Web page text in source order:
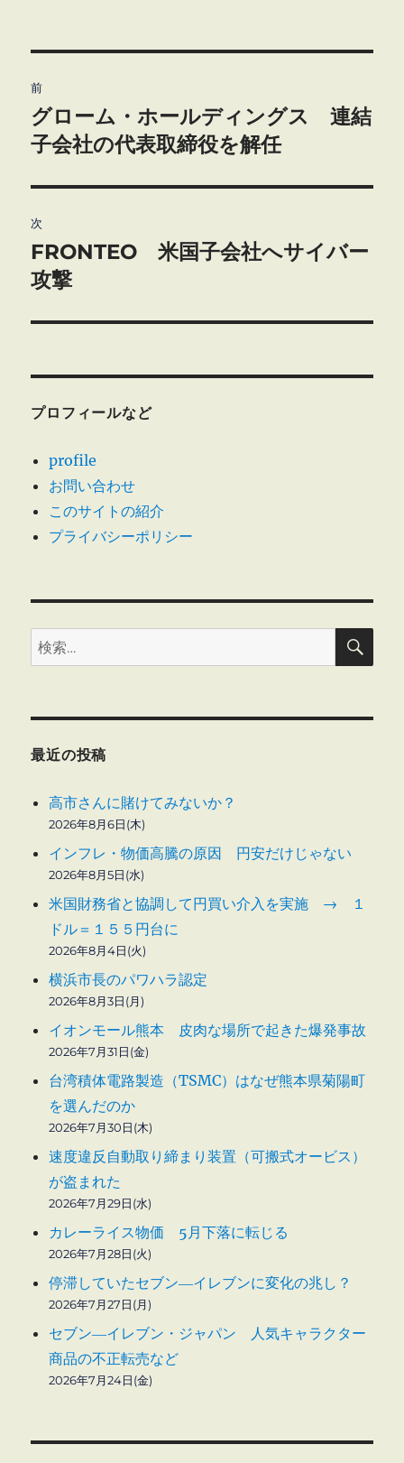
稿
ナ
ビ
ゲ
ー
ン
前
前
の
稿:
グローム・ホールディングス 連結
子会社の代表取締役を解任
次
次
の
稿:
FRONTEO 米国子会社へサイバー
攻撃
プロフィールなど
profile
お問い合わせ
このサイトの紹介
プライバシーポリシー
検
索:
検
最近の投稿
高市さんに賭けてみないか？
2026年8月6日(木)
インフレ・物価高騰の原因 円安だけじゃない
2026年8月5日(水)
米国財務省と協調して円買い介入を実施 → １
ドル＝１５５円台に
2026年8月4日(火)
横浜市長のパワハラ認定
2026年8月3日(月)
イオンモール熊本 皮肉な場所で起きた爆発事故
2026年7月31日(金)
台湾積体電路製造（TSMC）はなぜ熊本県菊陽町
を選んだのか
2026年7月30日(木)
速度違反自動取り締まり装置（可搬式オービス）
が盗まれた
2026年7月29日(水)
カレーライス物価 5月下落に転じる
2026年7月28日(火)
停滞していたセブン―イレブンに変化の兆し？
2026年7月27日(月)
セブン―イレブン・ジャパン 人気キャラクター
商品の不正転売など
2026年7月24日(金)